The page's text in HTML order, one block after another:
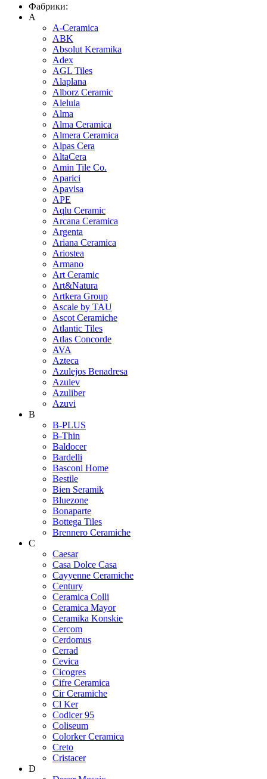
Фабрики:
A
A-Ceramica
ABK
Absolut Keramika
Adex
AGL Tiles
Alaplana
Alborz Ceramic
Aleluia
Alma
Alma Ceramica
Almera Ceramica
Alpas Cera
AltaCera
Amin Tile Co.
Aparici
Apavisa
APE
Aqlu Ceramic
Arcana Ceramica
Argenta
Ariana Ceramica
Ariostea
Armano
Art Ceramic
Art&Natura
Artkera Group
Ascale by TAU
Ascot Ceramiche
Atlantic Tiles
Atlas Concorde
AVA
Azteca
Azulejos Benadresa
Azulev
Azuliber
Azuvi
B
B-PLUS
B-Thin
Baldocer
Bardelli
Basconi Home
Bestile
Bien Seramik
Bluezone
Bonaparte
Bottega Tiles
Brennero Ceramiche
C
Caesar
Casa Dolce Casa
Cayyenne Ceramiche
Century
Ceramica Colli
Ceramica Mayor
Ceramika Konskie
Cercom
Cerdomus
Cerrad
Cevica
Cicogres
Cifre Ceramica
Cir Ceramiche
Cl Ker
Codicer 95
Coliseum
Colorker Ceramica
Creto
Cristacer
D